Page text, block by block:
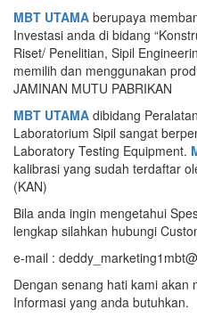
MBT UTAMA berupaya
Investasi anda di bidang
Riset/ Penelitian, Sipil
memilih dan menggunakan
JAMINAN MUTU PABRIKAN
MBT UTAMA dibidang
Laboratorium Sipil sangat
Laboratory Testing Equipment.
kalibrasi yang sudah terdaftar
(KAN)
Bila anda ingin mengetahui
lengkap silahkan hubungi
e-mail :
Dengan senang hati kami akan
Informasi yang anda butuhkan.